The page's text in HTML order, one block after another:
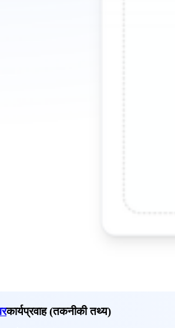
कार्यप्रवाह (तकनीकी तथ्य)